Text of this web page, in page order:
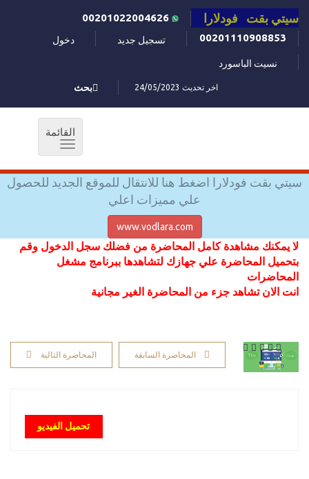
سيتي بقت فودلارا
00201110908853
تسجيل جديد دخول
نسيت الباسورد
اخر تحديث 24/05/2023 بحث
القائمة
Toggle
سيتي بقت فودلارا اضغط هنا للانتقال للموقع الجديد للحصول
علي مميزات اعلي
www.vodlara.com
لا يمكنك مشاهدة كامل المحاضرة من فضلك سجل الدخول وقم
بتحميل المحاضرة علي جهازك لتشاهدها ببرنامج مشغل
المحاضرات
انت الان تشاهد جزء من المحاضرة الغير مجانية
المحاضرة السابقة المحاضرة التالية
تحميل الفيديو